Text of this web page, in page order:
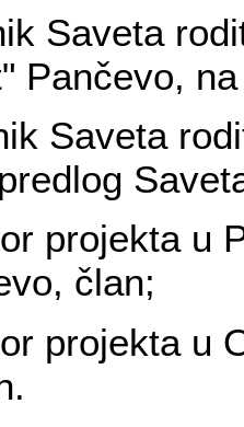
Saveta
Pančevo,
Saveta
projekta u
član;
projekta u